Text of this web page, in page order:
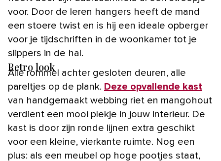
voor. Door de leren hangers heeft de mand
een stoere twist en is hij een ideale opberger
voor je tijdschriften in de woonkamer tot je
slippers in de hal.
Retro look
Alle rommel achter gesloten deuren, alle
pareltjes op de plank. Deze opvallende kast
van handgemaakt webbing riet en mangohout
verdient een mooi plekje in jouw interieur. De
kast is door zijn ronde lijnen extra geschikt
voor een kleine, vierkante ruimte. Nog een
plus: als een meubel op hoge pootjes staat,